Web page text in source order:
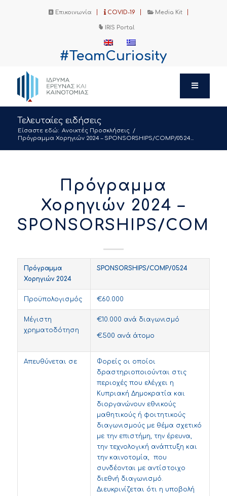
Επικοινωνία COVID-19 Media Kit
IRIS Portal
#TeamCuriosity
Τελευταίες ειδήσεις
Είσαστε εδώ: Ανοικτές Προσκλήσεις /
Πρόγραμμα Χορηγιών 2024 – SPONSORSHIPS/COMP/0524...
Πρόγραμμα
Χορηγιών 2024 –
SPONSORSHIPS/
Πρόγραμμα
Χορηγιών 2024
SPONSORSHIPS/COMP/0524
Προϋπολογισμός €60.000
Μέγιστη
χρηματοδότηση
€10.000 ανά διαγωνισμό
€500 ανά άτομο
Απευθύνεται σε
Φορείς οι οποίοι
δραστηριοποιούνται στις
περιοχές που ελέγχει η
Κυπριακή Δημοκρατία και
διοργανώνουν εθνικούς
μαθητικούς ή φοιτητικούς
διαγωνισμούς με θέμα σχετικό
με την επιστήμη, την έρευνα,
την τεχνολογική ανάπτυξη και
την καινοτομία, που
συνδέονται με αντίστοιχο
διεθνή διαγωνισμό.
Διευκρινίζεται ότι η υποβολή